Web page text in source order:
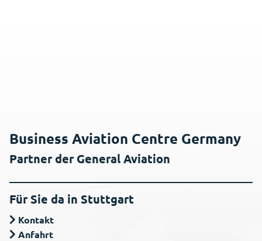
Business Aviation Centre Germany
Partner der General Aviation
Für Sie da in Stuttgart
Kontakt
Anfahrt